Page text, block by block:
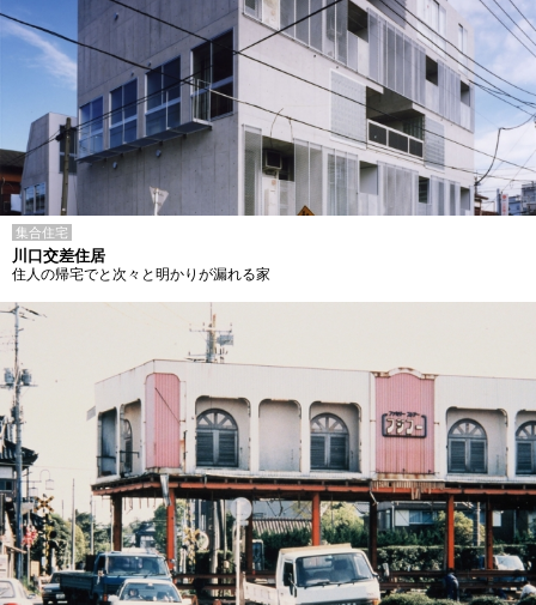
集合住宅
川口交差住居
住人の帰宅でと次々と明かりが漏れる家